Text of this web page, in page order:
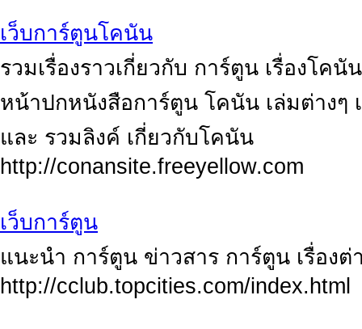
เว็บการ์ตูนโคนัน
รวมเรื่องราวเกี่ยวกับ การ์ตูน เรื่องโ
หน้าปกหนังสือการ์ตูน โคนัน เล่มต่างๆ
และ รวมลิงค์ เกี่ยวกับโคนัน
http://conansite.freeyellow.com
เว็บการ์ตูน
แนะนำ การ์ตูน ข่าวสาร การ์ตูน เรื่อง
http://cclub.topcities.com/index.html